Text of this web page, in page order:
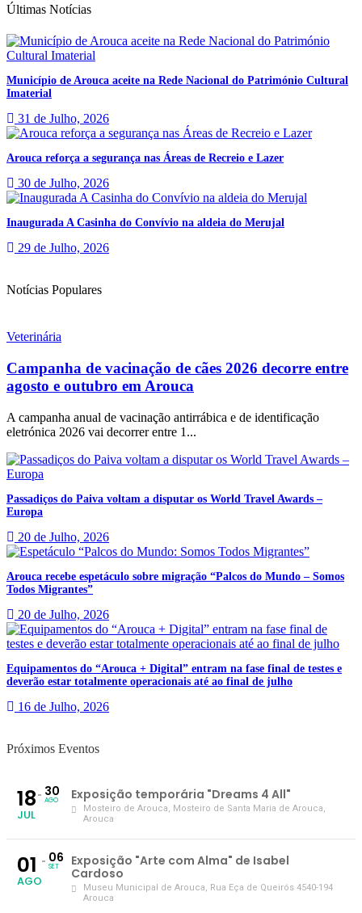
Últimas Notícias
Município de Arouca aceite na Rede Nacional do Património Cultural
Imaterial
31 de Julho, 2026
Arouca reforça a segurança nas Áreas de Recreio e Lazer
30 de Julho, 2026
Inaugurada A Casinha do Convívio na aldeia do Merujal
29 de Julho, 2026
Notícias Populares
Veterinária
Campanha de vacinação de cães 2026 decorre entre
agosto e outubro em Arouca
A campanha anual de vacinação antirrábica e de identificação
eletrónica 2026 vai decorrer entre 1...
Passadiços do Paiva voltam a disputar os World Travel Awards –
Europa
20 de Julho, 2026
Arouca recebe espetáculo sobre migração “Palcos do Mundo – Somos
Todos Migrantes”
20 de Julho, 2026
Equipamentos do “Arouca + Digital” entram na fase final de testes e
deverão estar totalmente operacionais até ao final de julho
16 de Julho, 2026
Próximos Eventos
18
JUL
30
AGO Exposição temporária "Dreams 4 All"
Mosteiro de Arouca , Mosteiro de Santa Maria de Arouca,
Arouca
01
AGO
06
SET
Exposição "Arte com Alma" de Isabel
Cardoso
Museu Municipal de Arouca , Rua Eça de Queirós 4540-194
Arouca